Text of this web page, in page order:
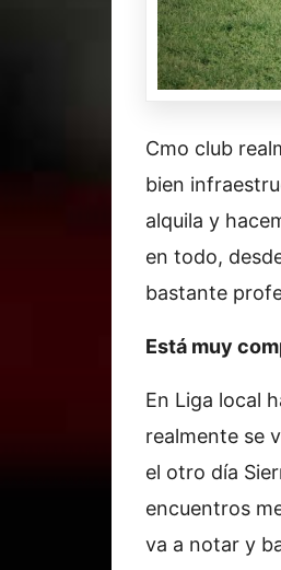
Cmo club
bien
alquila y
en todo,
bastante
Está muy
En Liga local
realmente se
el otro día
encuentros
va a notar y